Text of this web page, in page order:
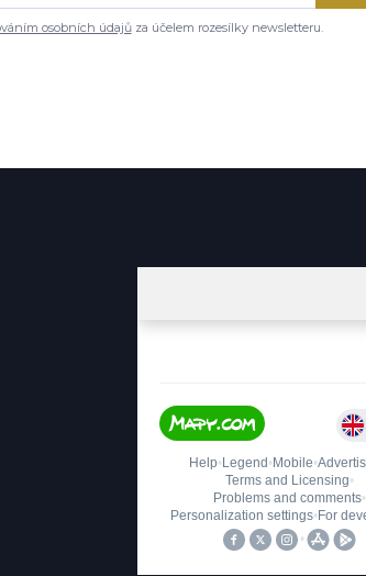
osobních údajůza účelem rozesílky newsletteru.